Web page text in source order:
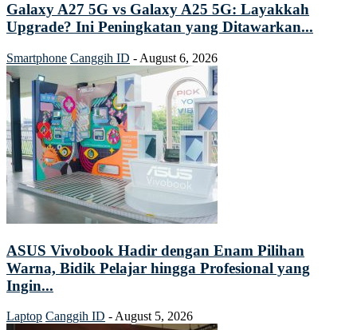
Galaxy A27 5G vs Galaxy A25 5G: Layakkah
Upgrade? Ini Peningkatan yang Ditawarkan...
Smartphone Canggih ID - August 6, 2026
ASUS Vivobook Hadir dengan Enam Pilihan
Warna, Bidik Pelajar hingga Profesional yang
Ingin...
Laptop Canggih ID - August 5, 2026